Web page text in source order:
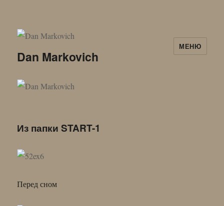
Dan Markovich
МЕНЮ
Из папки START-1
Перед сном